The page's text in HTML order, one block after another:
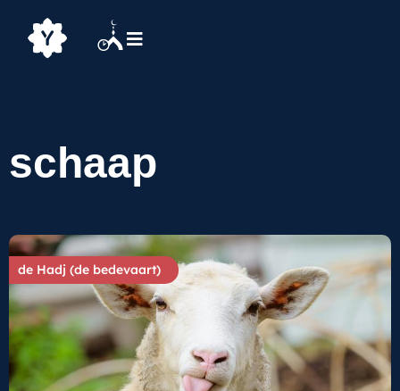
schaap
de Hadj (de bedevaart)